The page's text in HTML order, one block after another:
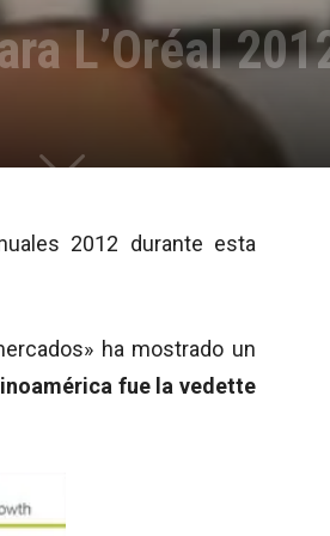
L’Oréal
2012 durante esta
ha mostrado un
fue la vedette